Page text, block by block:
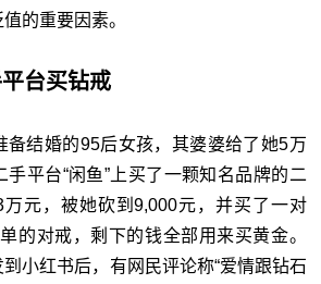
的重要因素。
台买钻戒
备结婚的95后女孩，其婆婆给了她5万
平台“闲鱼”上买了一颗知名品牌的二
元，被她砍到9,000元，并买了一对
的对戒，剩下的钱全部用来买黄金。
小红书后，有网民评论称“爱情跟钻石